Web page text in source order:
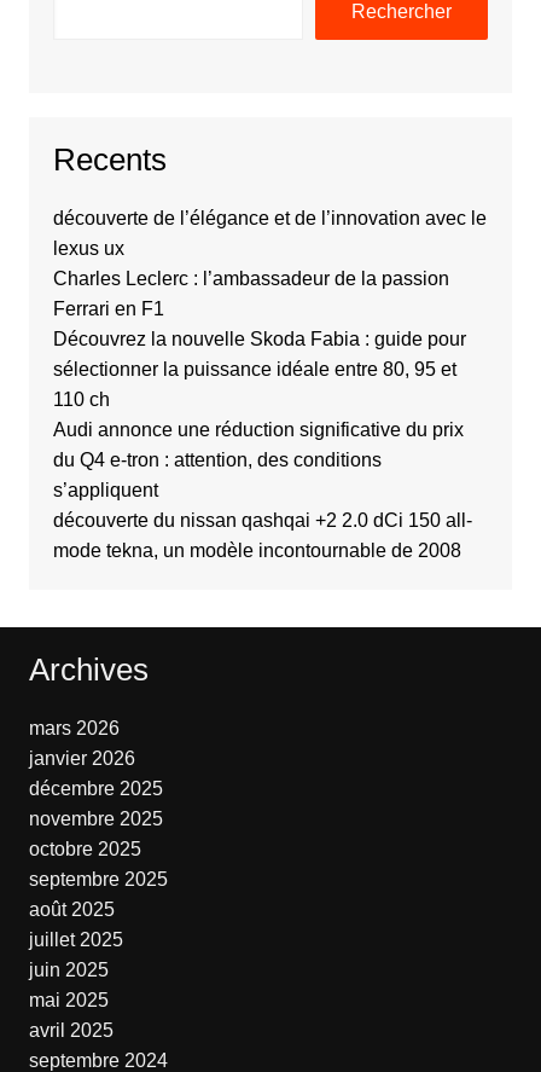
Rechercher
Recents
découverte de l’élégance et de l’innovation avec le
lexus ux
Charles Leclerc : l’ambassadeur de la passion
Ferrari en F1
Découvrez la nouvelle Skoda Fabia : guide pour
sélectionner la puissance idéale entre 80, 95 et
110 ch
Audi annonce une réduction significative du prix
du Q4 e-tron : attention, des conditions
s’appliquent
découverte du nissan qashqai +2 2.0 dCi 150 all-
mode tekna, un modèle incontournable de 2008
Archives
mars 2026
janvier 2026
décembre 2025
novembre 2025
octobre 2025
septembre 2025
août 2025
juillet 2025
juin 2025
mai 2025
avril 2025
septembre 2024